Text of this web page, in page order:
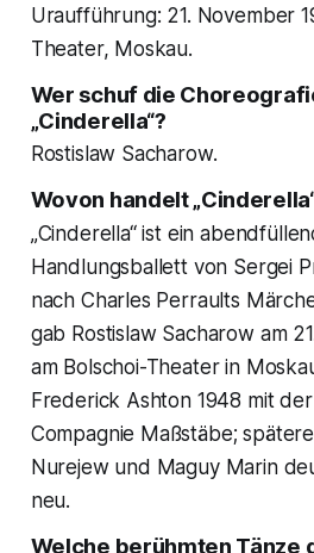
Uraufführung: 21. November
Theater, Moskau.
Wer schuf die
„Cinderella“?
Rostislaw Sacharow.
Wovon handelt
„Cinderella“ ist ein
Handlungsballett von Sergei
nach Charles Perraults
gab Rostislaw Sacharow am
am Bolschoi-Theater in
Frederick Ashton 1948 mit der
Compagnie Maßstäbe;
Nurejew und Maguy Marin
neu.
Welche berühmten Tänze